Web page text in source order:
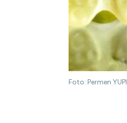
Foto: Permen YUPI